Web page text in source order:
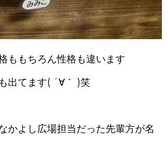
ももちろん性格も違います
出てます( ´∀｀ )笑
かよし広場担当だった先輩方が名